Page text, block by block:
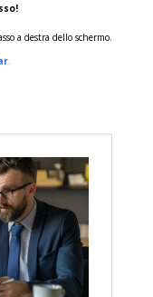
a destra dello schermo.
.